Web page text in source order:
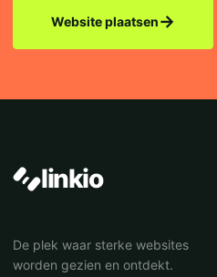
Website plaatsen→
linkio
De plek waar sterke websites
worden gezien en ontdekt.